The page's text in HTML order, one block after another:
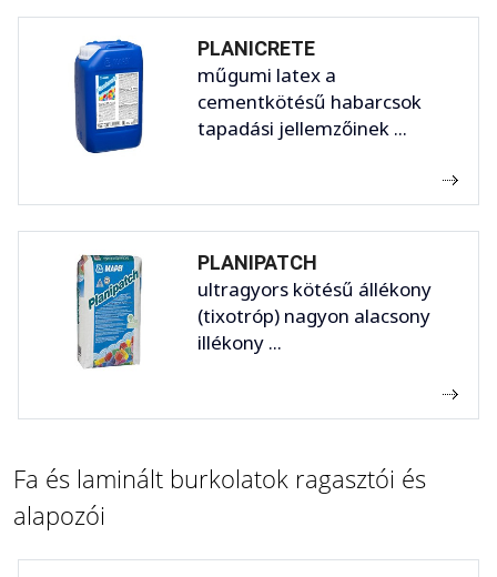
PLANICRETE
műgumi latex a
cementkötésű habarcsok
tapadási jellemzőinek ...
PLANIPATCH
ultragyors kötésű állékony
(tixotróp) nagyon alacsony
illékony ...
Fa és laminált burkolatok ragasztói és
alapozói